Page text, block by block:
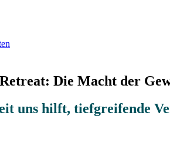
Die Macht der
uns hilft, tiefgreifende